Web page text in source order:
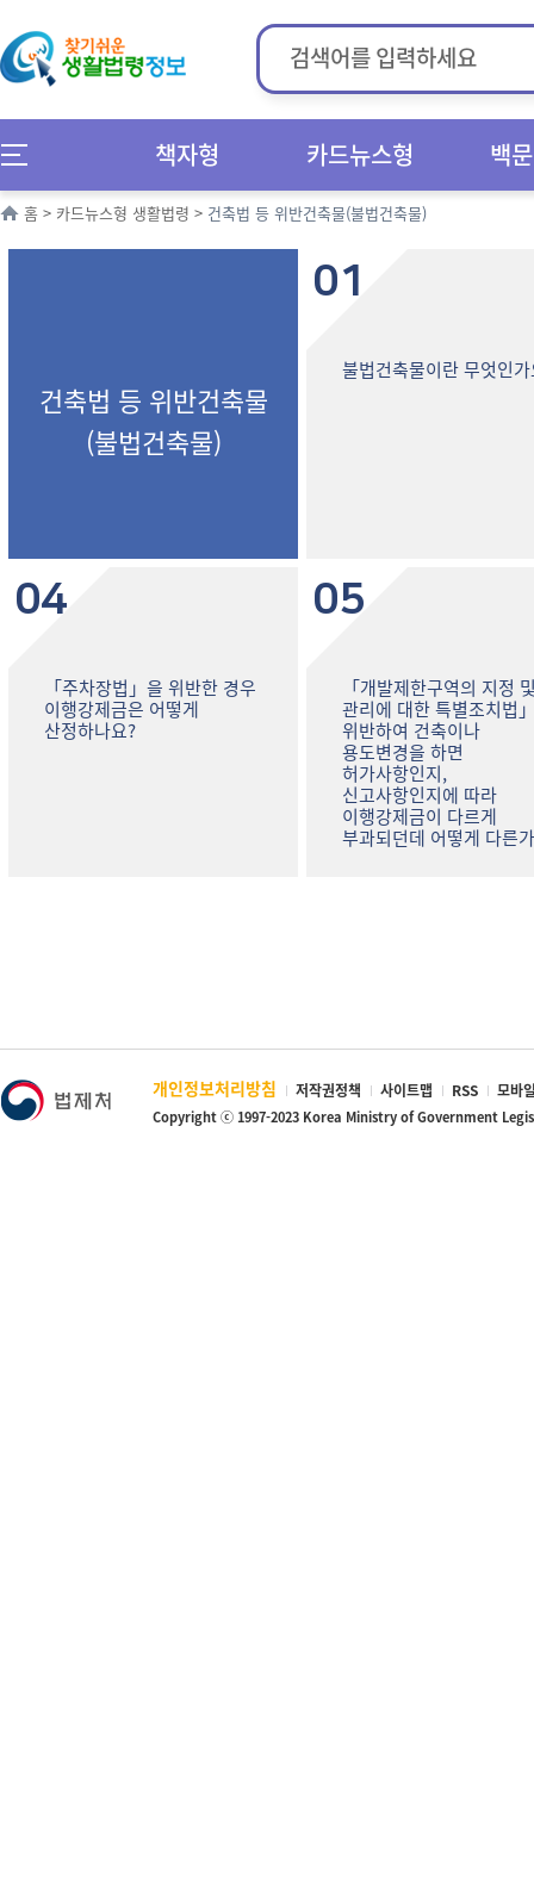
책자형 카드뉴스형 백
홈 > 카드뉴스형 생활법령 > 건축법 등 위반건축물(불법건축물)
건축법 등 위반건축물
(불법건축물)
01
불법건축물이란 무엇인
04
「주차장법」을 위반한 경우
이행강제금은 어떻게
산정하나요?
05
「개발제한구역의 지정
관리에 대한 특별조치법
위반하여 건축이나
용도변경을 하면
허가사항인지,
신고사항인지에 따라
이행강제금이 다르게
부과되던데 어떻게 다른
개인정보처리방침 저작권정책 사이트맵 RSS 모바
Copyright ⓒ 1997-2023 Korea Ministry of Government